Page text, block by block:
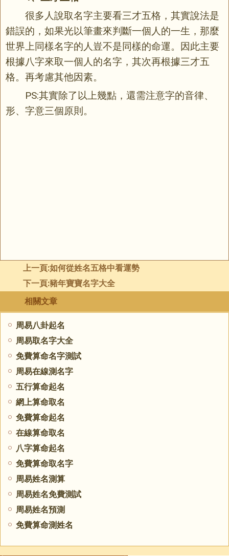
很多人說取名字主要看三才五格，其實說法是
錯誤的，如果光以筆畫來判斷一個人的一生，那麼
世界上同樣名字的人豈不是同樣的命運。因此主要
根據八字來取一個人的名字，其次再根據三才五
格。再考慮其他因素。
PS:其實除了以上幾點，還需注意字的音律、
形、字意三個原則。
上一頁:如何從姓名五格中看運勢
下一頁:豬年寶寶名字大全
相關文章
周易八卦起名
周易取名字大全
免費算命名字測試
周易在線測名字
五行算命起名
網上算命取名
免費算命起名
在線算命取名
八字算命起名
免費算命取名字
周易姓名測算
周易姓名免費測試
周易姓名預測
免費算命測姓名